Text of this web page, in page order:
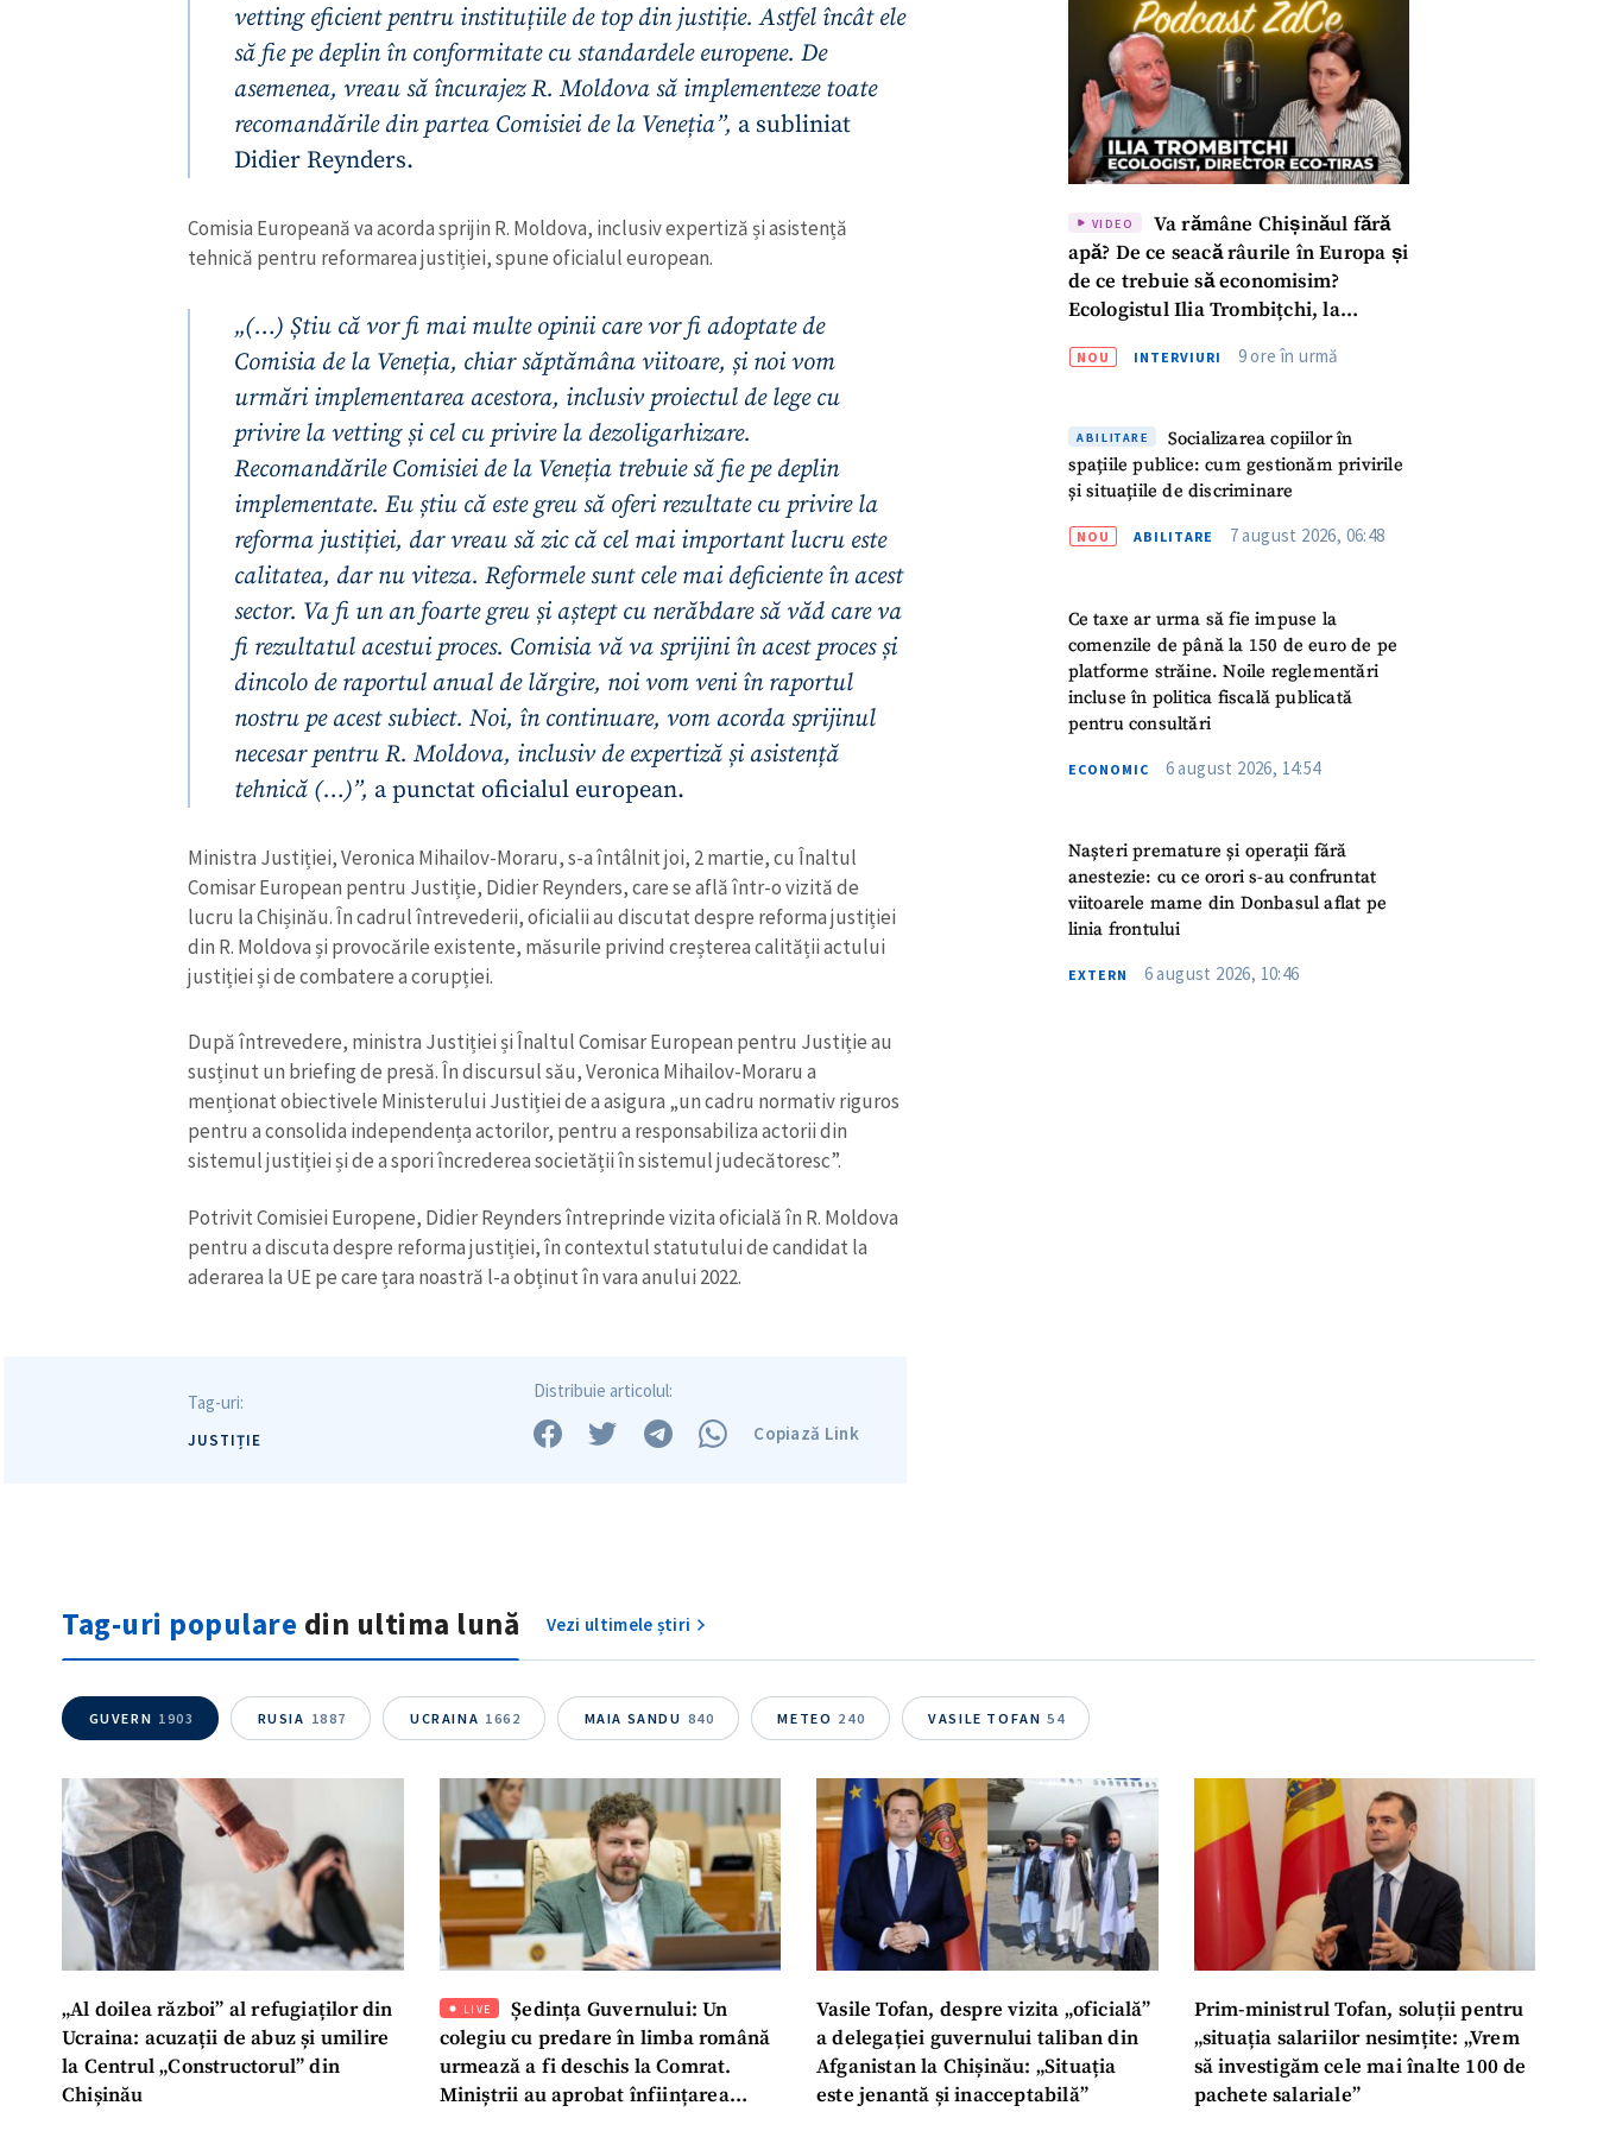
vetting eficient pentru instituțiile de top din justiție. Astfel încât ele
să fie pe deplin în conformitate cu standardele europene. De
asemenea, vreau să încurajez R. Moldova să implementeze toate
recomandările din partea Comisiei de la Veneția”, a subliniat
Didier Reynders.
Comisia Europeană va acorda sprijin R. Moldova, inclusiv expertiză și asistență
tehnică pentru reformarea justiției, spune oficialul european.
„(…) Știu că vor fi mai multe opinii care vor fi adoptate de
Comisia de la Veneția, chiar săptămâna viitoare, și noi vom
urmări implementarea acestora, inclusiv proiectul de lege cu
privire la vetting și cel cu privire la dezoligarhizare.
Recomandările Comisiei de la Veneția trebuie să fie pe deplin
implementate. Eu știu că este greu să oferi rezultate cu privire la
reforma justiției, dar vreau să zic că cel mai important lucru este
calitatea, dar nu viteza. Reformele sunt cele mai deficiente în acest
sector. Va fi un an foarte greu și aștept cu nerăbdare să văd care va
fi rezultatul acestui proces. Comisia vă va sprijini în acest proces și
dincolo de raportul anual de lărgire, noi vom veni în raportul
nostru pe acest subiect. Noi, în continuare, vom acorda sprijinul
necesar pentru R. Moldova, inclusiv de expertiză și asistență
tehnică (…)”, a punctat oficialul european.
Ministra Justiției, Veronica Mihailov-Moraru, s-a întâlnit joi, 2 martie, cu Înaltul
Comisar European pentru Justiție, Didier Reynders, care se află într-o vizită de
lucru la Chișinău. În cadrul întrevederii, oficialii au discutat despre reforma justiției
din R. Moldova și provocările existente, măsurile privind creșterea calității actului
justiției și de combatere a corupției.
După întrevedere, ministra Justiției și Înaltul Comisar European pentru Justiție au
susținut un briefing de presă. În discursul său, Veronica Mihailov-Moraru a
menționat obiectivele Ministerului Justiției de a asigura „un cadru normativ riguros
pentru a consolida independența actorilor, pentru a responsabiliza actorii din
sistemul justiției și de a spori încrederea societății în sistemul judecătoresc”.
Potrivit Comisiei Europene, Didier Reynders întreprinde vizita oficială în R. Moldova
pentru a discuta despre reforma justiției, în contextul statutului de candidat la
aderarea la UE pe care țara noastră l-a obținut în vara anului 2022.
Tag-uri:
JUSTIȚIE
Distribuie articolul:
Copiază Link
VIDEO
Va rămâne Chișinăul fără
apă? De ce seacă râurile în Europa și
de ce trebuie să economisim?
Ecologistul Ilia Trombițchi, la
NOU INTERVIURI 9 ore în urmă
ABILITARE
Socializarea copiilor în
spațiile publice: cum gestionăm privirile
și situațiile de discriminare
NOU ABILITARE 7 august 2026, 06:48
Ce taxe ar urma să fie impuse la
comenzile de până la 150 de euro de pe
platforme străine. Noile reglementări
incluse în politica fiscală publicată
pentru consultări
ECONOMIC 6 august 2026, 14:54
Nașteri premature și operații fără
anestezie: cu ce orori s-au confruntat
viitoarele mame din Donbasul aflat pe
linia frontului
EXTERN 6 august 2026, 10:46
Tag-uri populare din ultima lună Vezi ultimele știri
GUVERN 1903 RUSIA 1887 UCRAINA 1662 MAIA SANDU 840 METEO 240 VASILE TOFAN 54
„Al doilea război” al refugiaților din
Ucraina: acuzații de abuz și umilire
la Centrul „Constructorul” din
Chișinău
LIVE
Ședința Guvernului: Un
colegiu cu predare în limba română
urmează a fi deschis la Comrat.
Miniștrii au aprobat înființarea
Vasile Tofan, despre vizita „oficială”
a delegației guvernului taliban din
Afganistan la Chișinău: „Situația
este jenantă și inacceptabilă”
Prim-ministrul Tofan, soluții pentru
„situația salariilor nesimțite: „Vrem
să investigăm cele mai înalte 100 de
pachete salariale”
ȘTIREA MEA
Titlu știre + Adaugă titlu
Fotografie + Încarcă imagine
Mesajul știrei + Mesajul știrei
+ Numele meu
+ Emailul meu
Am citit și sunt de acord cupolitica de
TRIMITE ȘTIREA